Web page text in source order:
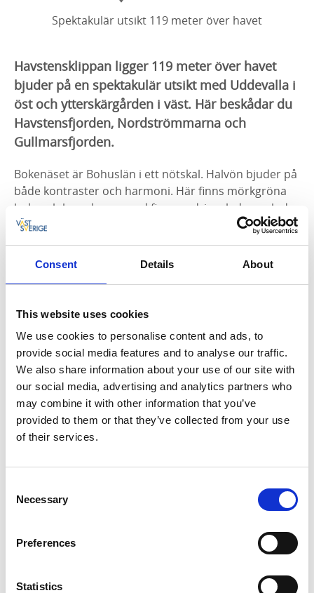
Consent Details About
This website uses cookies
We use cookies to personalise content and ads, to
provide social media features and to analyse our traffic.
We also share information about your use of our site with
our social media, advertising and analytics partners who
may combine it with other information that you’ve
provided to them or that they’ve collected from your use
of their services.
Selection
Necessary
Preferences
Statistics
Spektakulär utsikt 119 meter över havet
Havstensklippan ligger 119 meter över havet
bjuder på en spektakulär utsikt med Uddevalla i
öst och ytterskärgården i väst. Här beskådar du
Havstensfjorden, Nordströmmarna och
Gullmarsfjorden.
Bokenäset är Bohuslän i ett nötskal. Halvön bjuder på
både kontraster och harmoni. Här finns mörkgröna
bok- och barrskogar med fina vandringsleder, och du
har alltid nära till de blågrå klippor och stränder som
ramas in av Havstensfjorden, Nordströmmarna och
Gullmarsfjorden.
Havstensklippan som ligger 119 meter över havet
och ytterskärgården i väst. Visste du att Oden valde
Havstensklippan som boplats till sina korpar Hugin
och Munin för att samla in nyheter om världen? Klokt
val kan tyckas, för det händer alltid något spännande
här på Bokenäset.
Den här vandringen får du inte missa om du älskar
romantiska och natursköna utsikter. Utsikten täcker
Havstensfjorden så långt ögat når. Det finns två
stycken vandringsleder som leder till toppen. Den
blåa leden på 3,2 km är utmanande och innehåller
välja den ljusblåa leden på 3,6 km.
vandringsleder